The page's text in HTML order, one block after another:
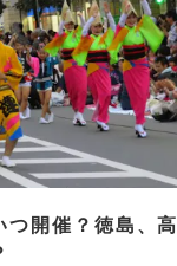
つ開催？徳島、高